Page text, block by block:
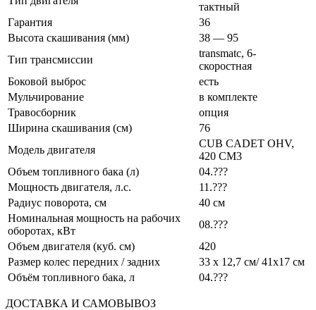
тактный
Гарантия
36
Высота скашивания (мм)
38 — 95
Тип трансмиссии
transmatc, 6-
скоростная
Боковой выброс
есть
Мульчирование
в комплекте
Травосборник
опция
Ширина скашивания (см)
76
Модель двигателя
CUB CADET OHV,
420 СМ3
Объем топливного бака (л)
04.???
Мощность двигателя, л.с.
11.???
Радиус поворота, см
40 см
Номинальная мощность на рабочих
оборотах, кВт
08.???
Объем двигателя (куб. см)
420
Размер колес передних / задних
33 х 12,7 см/ 41х17 см
Объём топливного бака, л
04.???
ДОСТАВКА И САМОВЫВОЗ